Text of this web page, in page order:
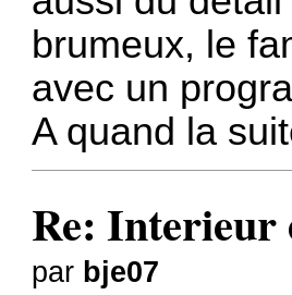
brumeux, le
avec un
A quand la
Re: Interieur
par bje07